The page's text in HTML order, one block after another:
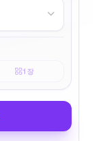
1 장